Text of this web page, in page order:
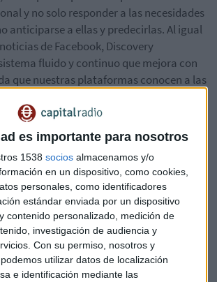
es importante para nosotros
1538 socios almacenamos y/o
en un dispositivo, como cookies,
personales, como identificadores
estándar enviada por un dispositivo
contenido personalizado, medición de
investigación de audiencia y
Con su permiso, nosotros y
utilizar datos de localización
e identificación mediante las
y no solo responder a las necesidades
anticiparse a ellas y predecirlas. Al igual
de Facebook, Discovery
fluido y continuo que mejora con
que nuestras plataformas conocen a las
va en línea con la nueva tendencia de
el consumidor busque los productos y
o ecommerce del retailer, ya que, además,
de forma exponencial y es necesaria la
Y es que la forma natural en la que
salían de tiendas, veían algo que les
se puede reproducir desde
Facebook o Instagram, saliendo las
los consumidores.